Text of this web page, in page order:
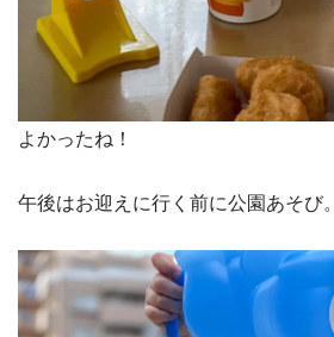
よかったね！
午後はお迎えに行く前に公園あそび。